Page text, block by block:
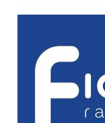
Bal Wszystkich
Triduum Św. St.
Narodowy
Wyklętych” 2018
Galerie 2017